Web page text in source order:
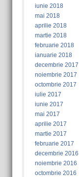
iunie 2018
mai 2018
aprilie 2018
martie 2018
februarie 2018
ianuarie 2018
decembrie 2017
noiembrie 2017
octombrie 2017
iulie 2017
iunie 2017
mai 2017
aprilie 2017
martie 2017
februarie 2017
decembrie 2016
noiembrie 2016
octombrie 2016